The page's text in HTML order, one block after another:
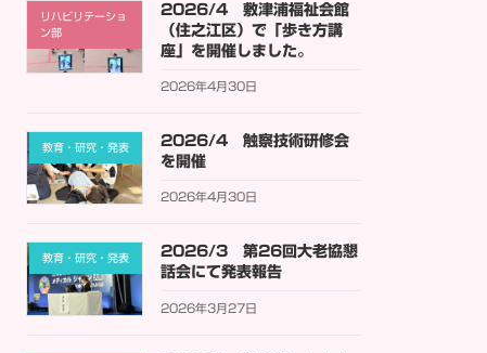
リハビリテーショ
ン部
2026/4 敷津浦福祉会館
（住之江区）で「歩き方講
座」を開催しました。
2026年4月30日
教育・研究・発表
2026/4 触察技術研修会
を開催
2026年4月30日
教育・研究・発表
2026/3 第26回大老協懇
話会にて発表報告
2026年3月27日